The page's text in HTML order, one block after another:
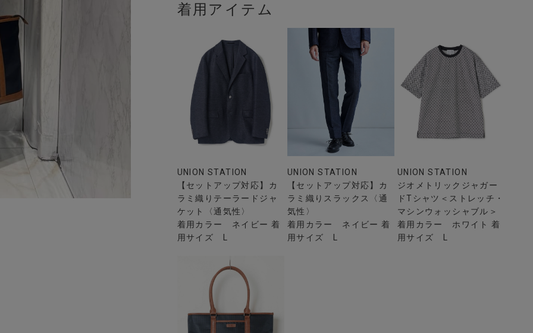
着用アイテム
UNION STATION
【セットアップ対応】カ
ラミ織りテーラードジャ
ケット〈通気性〉
着用カラー ネイビー 着
用サイズ L
UNION STATION
【セットアップ対応】カ
ラミ織りスラックス〈通
気性〉
着用カラー ネイビー 着
用サイズ L
UNION STATION
ジオメトリックジャガー
ドTシャツ＜ストレッチ・
マシンウォッシャブル＞
着用カラー ホワイト 着
用サイズ L